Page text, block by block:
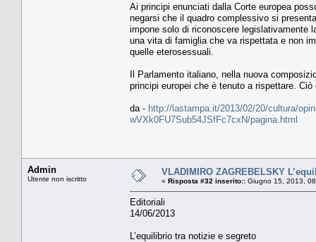
Ai principi enunciati dalla Corte europea
negarsi che il quadro complessivo si
impone solo di riconoscere legislativamente
una vita di famiglia che va rispettata e non
quelle eterosessuali.
Il Parlamento italiano, nella nuova
principi europei che è tenuto a rispettare.
da - http://lastampa.it/2013/02/20/cultura/
wVXk0FU7Sub54JSfFc7cxN/pagina.html
Admin
Utente non iscritto
VLADIMIRO ZAGREBELSKY
« Risposta #32 inserito:: Giugno 15, 2013,
Editoriali
14/06/2013
L’equilibrio tra notizie e segreto